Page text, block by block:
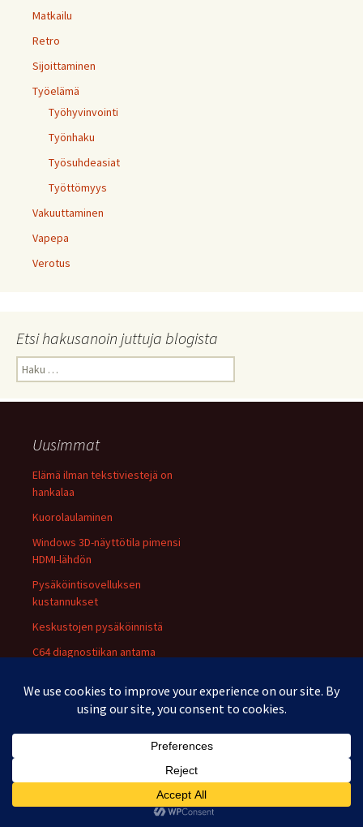
Matkailu
Retro
Sijoittaminen
Työelämä
Työhyvinvointi
Työnhaku
Työsuhdeasiat
Työttömyys
Vakuuttaminen
Vapepa
Verotus
Etsi hakusanoin juttuja blogista
Haku:
Uusimmat
Elämä ilman tekstiviestejä on
hankalaa
Kuorolaulaminen
Windows 3D-näyttötila pimensi
HDMI-lähdön
Pysäköintisovelluksen
kustannukset
Keskustojen pysäköinnistä
C64 diagnostiikan antama
asetusvirheen seurauksena
Älä osta halpaa marketti
RGBs -lähtö NES:iin NESRGB:n
Asunnon kunto heikkenee ja